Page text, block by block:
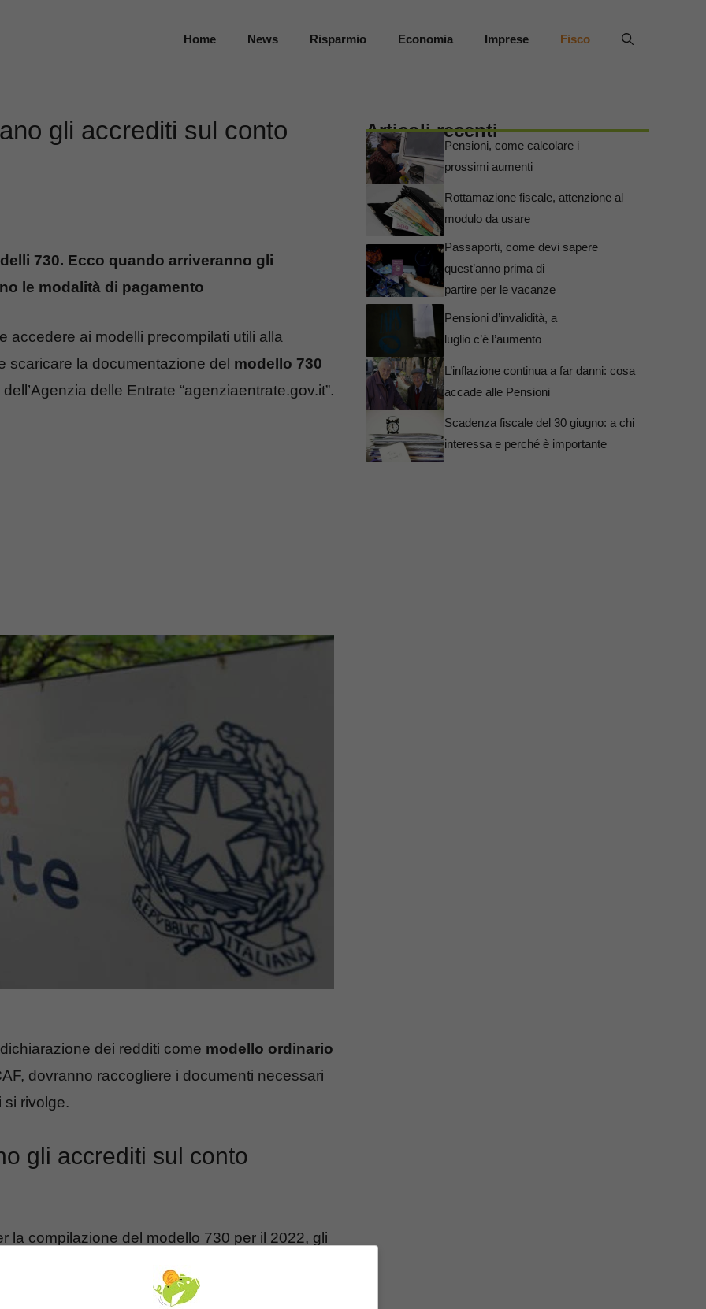
Home News Risparmio Economia Imprese Fisco
gli accrediti sul conto
730. Ecco quando arriveranno gli
le modalità di pagamento
accedere ai modelli precompilati utili alla
scaricare la documentazione del modello 730
delle Entrate “agenziaentrate.gov.it”.
dei redditi come modello ordinario
dovranno raccogliere i documenti necessari
si rivolge.
gli accrediti sul conto
la compilazione del modello 730 per il 2022, gli
di rimborsi IRPEFe cedolare secca. Nel
Articoli recenti
Pensioni, come calcolare i
prossimi aumenti
Rottamazione fiscale, attenzione al
modulo da usare
Passaporti, come devi sapere
quest’anno prima di
partire per le vacanze
Pensioni d’invalidità, a
luglio c’è l’aumento
L’inflazione continua a far danni: cosa
accade alle Pensioni
Scadenza fiscale del 30 giugno: a chi
interessa e perché è importante